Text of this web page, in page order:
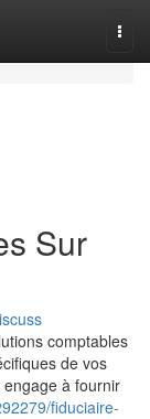
Sur
comptables
de vos
à fournir
fiduciaire-